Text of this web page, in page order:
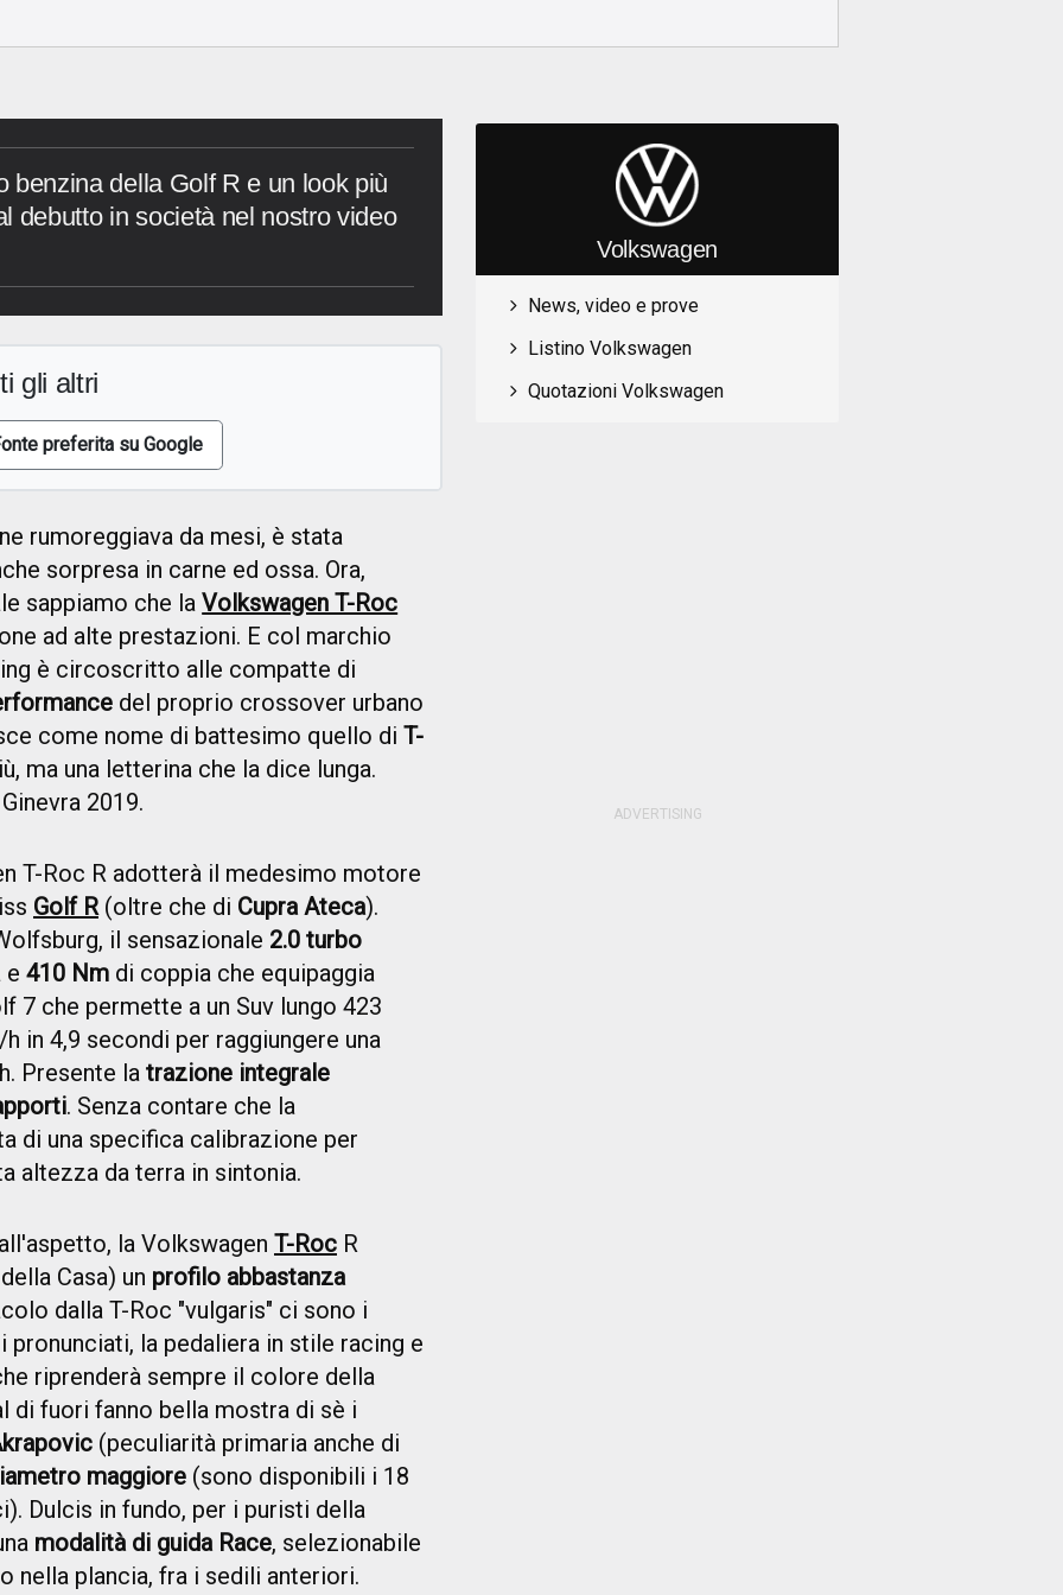
benzina della Golf R e un look più
debutto in società nel nostro video
gli altri
preferita su Google
rumoreggiava da mesi, è stata
sorpresa in carne ed ossa. Ora,
sappiamo che laVolkswagen T-Roc
ad alte prestazioni. E col marchio
è circoscritto alle compatte di
del proprio crossover urbano
come nome di battesimo quello di T-
ma una letterina che la dice lunga.
2019.
T-Roc R adotterà il medesimo motore
Golf R(oltre che di Cupra Ateca).
il sensazionale 2.0 turbo
e 410 Nm di coppia che equipaggia
7 che permette a un Suv lungo 423
in 4,9 secondi per raggiungere una
Presente la trazione integrale
. Senza contare che la
di una specifica calibrazione per
altezza da terra in sintonia.
la Volkswagen T-Roc R
Casa) un profilo abbastanza
dalla T-Roc "vulgaris" ci sono i
la pedaliera in stile racing e
riprenderà sempre il colore della
fuori fanno bella mostra di sè i
(peculiarità primaria anche di
maggiore (sono disponibili i 18
Dulcis in fundo, per i puristi della
modalità di guida Race, selezionabile
nella plancia, fra i sedili anteriori.
Volkswagen
News, video e prove
Listino Volkswagen
Quotazioni Volkswagen